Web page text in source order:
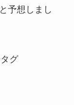
予想しまし
グ